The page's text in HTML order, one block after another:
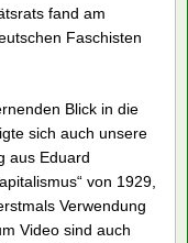
fand am
Faschisten
Blick in die
sich auch unsere
aus Eduard
von 1929,
Verwendung
Video sind auch